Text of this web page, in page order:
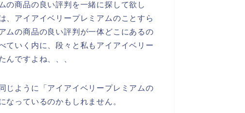
の商品の良い評判を一緒に探して欲し
、アイアイベリープレミアムのことすら
ムの商品の良い評判が一体どこにあるの
ていく内に、段々と私もアイアイベリー
んですよね、、、
じように「アイアイベリープレミアムの
っているのかもしれません。